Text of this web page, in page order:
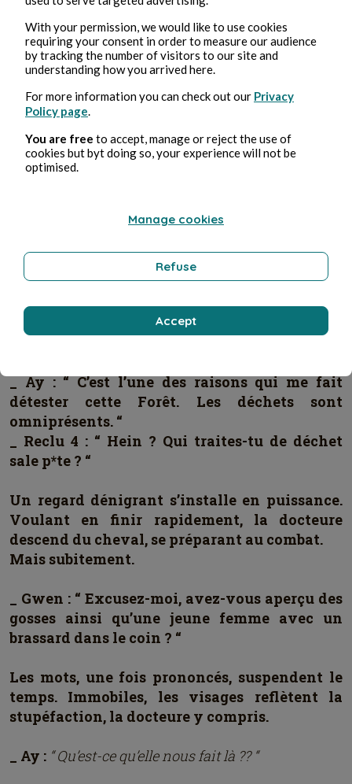
_ Ay : “ Qu’est-ce que… “
_ Reclu 1 : “ Tsss, loupé. “
_ Reclu 2 : “ T’as vraiment un timing de merde.
_ Reclu 1 : “ Ferme-là, avant que je te découpe.
La poussière se dissipant peu à peu, plusieurs
_ Reclu 3 : “ C’est que vous-êtes mignonnes
mesdames, ça vous dirait de jouer un peu avec
nous ? “
_ Ay : “ C’est l’une des raisons qui me fait
détester cette Forêt. Les déchets sont
omniprésents. “
_ Reclu 4 : “ Hein ? Qui traites-tu de déchet
sale p*te ? “
Un regard dénigrant s’installe en puissance.
Voulant en finir rapidement, la docteure
descend du cheval, se préparant au combat.
Mais subitement.
_ Gwen : “ Excusez-moi, avez-vous aperçu des
gosses ainsi qu’une jeune femme avec un
brassard dans le coin ? “
Les mots, une fois prononcés, suspendent le
temps. Immobiles, les visages reflètent la
stupéfaction, la docteure y compris.
_ Ay : “ Qu’est-ce qu’elle nous fait là ?? “
With your permission, we would like to use cookies
requiring your consent in order to measure our audience
by tracking the number of visitors to our site and
understanding how you arrived here.
For more information you can check out our Privacy
Policy page
You are free to accept, manage or reject the use of
cookies but byt doing so, your experience will not be
optimised.
Manage cookies
Refuse
Accept